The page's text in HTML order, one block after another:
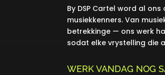
By DSP Cartel word al
musiekkenners. Van
betrekkinge — ons werk
sodat elke vrystelling die
WERK VANDAG NOG